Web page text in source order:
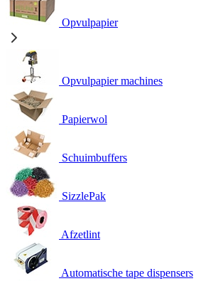
Opvulpapier
Opvulpapier machines
Papierwol
Schuimbuffers
SizzlePak
Afzetlint
Automatische tape dispensers